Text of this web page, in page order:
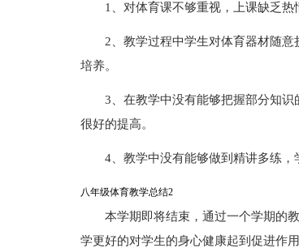
1、对体育课不够重视，上课缺乏热
2、教学过程中学生对体育器材随
培养。
3、在教学中没有能够把握部分知
很好的提高。
4、教学中没有能够做到精讲多练，
八年级体育教学总结2
本学期即将结束，通过一个学期的
学更好的对学生的身心健康起到促进作